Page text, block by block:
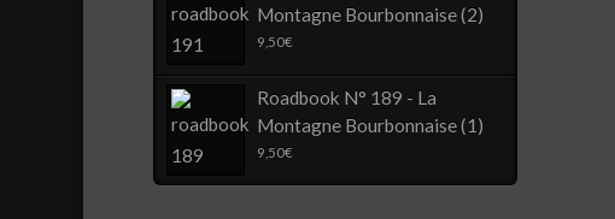
Montagne Bourbonnaise (2)
9,50€
Roadbook N° 189 - La
Montagne Bourbonnaise (1)
9,50€